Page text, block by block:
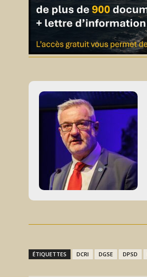
ÉTIQUETTES DCRI DGSE DPSD